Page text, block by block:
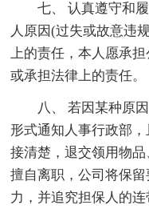
七、 认真遵守和
人原因(过失或故意违
上的责任，本人愿承
或承担法律上的责任。
八、 若因某种原
形式通知人事行政部
接清楚，退交领用物
擅自离职，公司将保
力，并追究担保人的连